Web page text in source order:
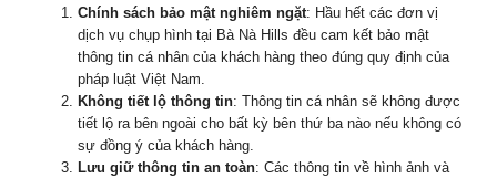
Chính sách bảo mật nghiêm ngặt: Hầu hết các đơn vị
dịch vụ chụp hình tại Bà Nà Hills đều cam kết bảo mật
thông tin cá nhân của khách hàng theo đúng quy định của
pháp luật Việt Nam.
Không tiết lộ thông tin: Thông tin cá nhân sẽ không được
tiết lộ ra bên ngoài cho bất kỳ bên thứ ba nào nếu không có
sự đồng ý của khách hàng.
Lưu giữ thông tin an toàn: Các thông tin về hình ảnh và